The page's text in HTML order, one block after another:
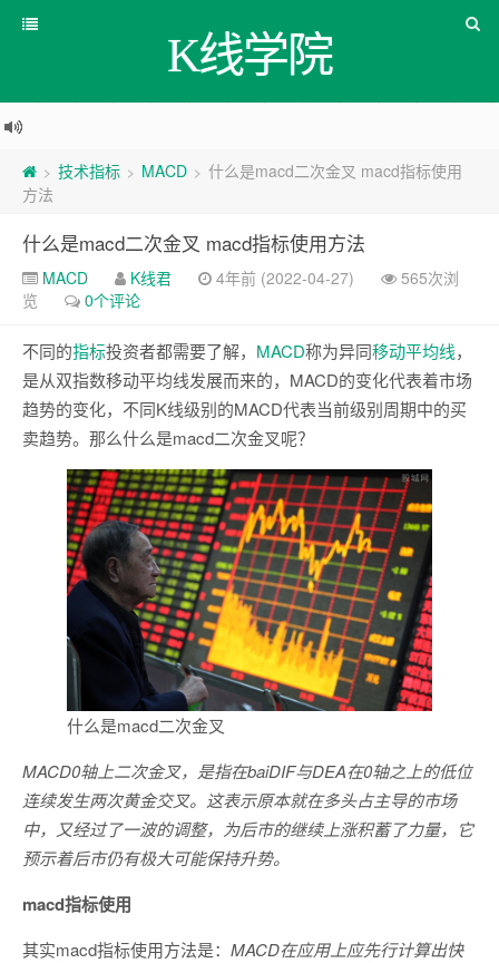
K线学院
> 技术指标 > MACD > 什么是macd二次金叉 macd指标使用
方法
什么是macd二次金叉 macd指标使用方法
MACD K线君 4年前 (2022-04-27)
565次浏
览
0个评论
不同的指标投资者都需要了解， MACD称为异同移动平均线，
是从双指数移动平均线发展而来的，MACD的变化代表着市场
趋势的变化，不同K线级别的MACD代表当前级别周期中的买
卖趋势。那么什么是macd二次金叉呢？
什么是macd二次金叉
MACD0轴上二次金叉，是指在baiDIF与DEA在0轴之上的低位
连续发生两次黄金交叉。这表示原本就在多头占主导的市场
中，又经过了一波的调整，为后市的继续上涨积蓄了力量，它
预示着后市仍有极大可能保持升势。
macd指标使用
其实macd指标使用方法是： MACD在应用上应先行计算出快